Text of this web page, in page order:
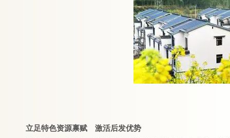
立足特色资源禀赋 激活后发优势